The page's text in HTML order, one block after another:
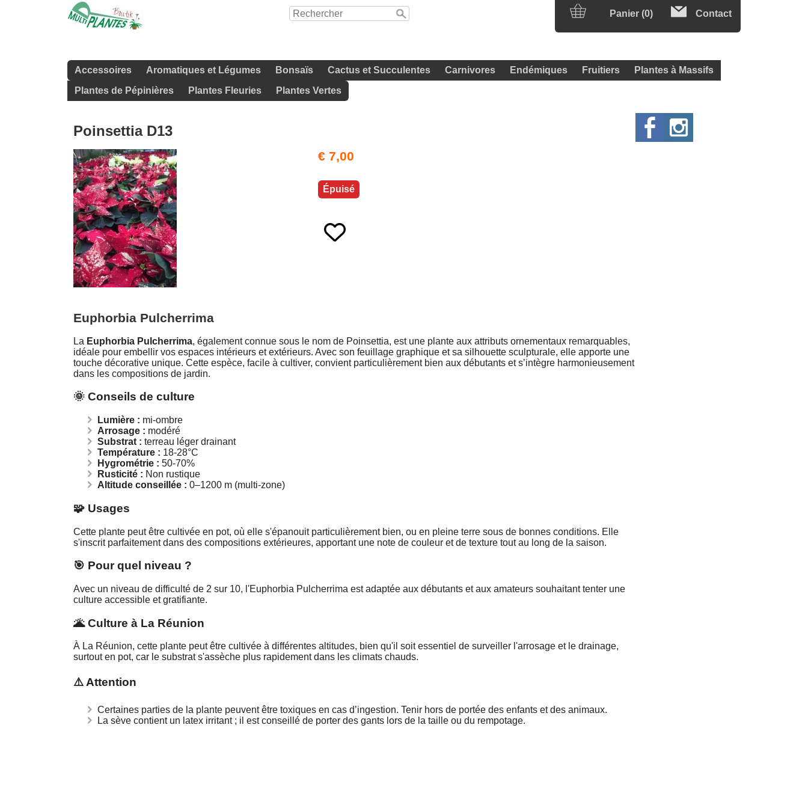
Panier (0) Contact
Accessoires Aromatiques et Légumes Bonsaïs Cactus et Succulentes Carnivores Endémiques Fruitiers
Plantes à Massifs
Plantes de Pépinières
Plantes Fleuries Plantes Vertes
Poinsettia D13
€ 7,00
Épuisé
Euphorbia Pulcherrima
La Euphorbia Pulcherrima, également connue sous le nom de Poinsettia, est une plante aux attributs ornementaux remarquables,
idéale pour embellir vos espaces intérieurs et extérieurs. Avec son feuillage graphique et sa silhouette sculpturale, elle apporte une
touche décorative unique. Cette espèce, facile à cultiver, convient particulièrement bien aux débutants et s’intègre harmonieusement
dans les compositions de jardin.
🌞 Conseils de culture
Lumière : mi-ombre
Arrosage : modéré
Substrat : terreau léger drainant
Température : 18-28°C
Hygrométrie : 50-70%
Rusticité : Non rustique
Altitude conseillée : 0–1200 m (multi-zone)
🧩 Usages
Cette plante peut être cultivée en pot, où elle s'épanouit particulièrement bien, ou en pleine terre sous de bonnes conditions. Elle
s'inscrit parfaitement dans des compositions extérieures, apportant une note de couleur et de texture tout au long de la saison.
🎯 Pour quel niveau ?
Avec un niveau de difficulté de 2 sur 10, l'Euphorbia Pulcherrima est adaptée aux débutants et aux amateurs souhaitant tenter une
culture accessible et gratifiante.
🌋 Culture à La Réunion
À La Réunion, cette plante peut être cultivée à différentes altitudes, bien qu'il soit essentiel de surveiller l'arrosage et le drainage,
surtout en pot, car le substrat s'assèche plus rapidement dans les climats chauds.
⚠️ Attention
Certaines parties de la plante peuvent être toxiques en cas d’ingestion. Tenir hors de portée des enfants et des animaux.
La sève contient un latex irritant ; il est conseillé de porter des gants lors de la taille ou du rempotage.